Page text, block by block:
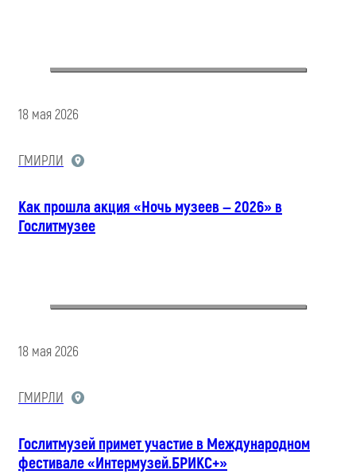
18 мая 2026
ГМИРЛИ
Как прошла акция «Ночь музеев — 2026» в
Гослитмузее
18 мая 2026
ГМИРЛИ
Гослитмузей примет участие в Международном
фестивале «Интермузей.БРИКС+»